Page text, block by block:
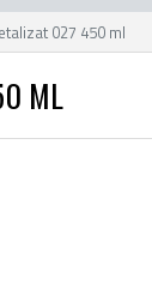
027 450 ml
ML